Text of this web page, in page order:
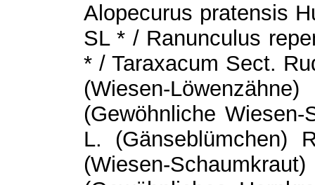
Alopecurus pratensis
SL * / Ranunculus
* / Taraxacum Sect.
(Wiesen-
(Gewöhnliche
L. (Gänseblümchen)
(Wiesen-